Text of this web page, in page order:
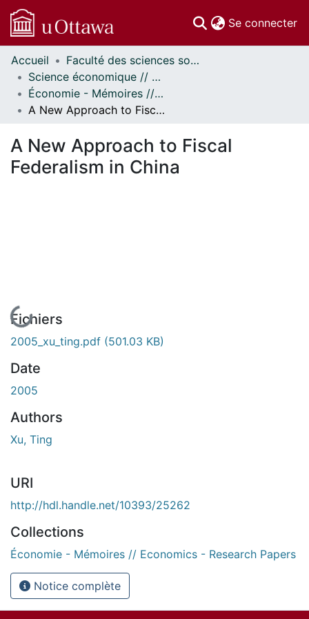
Se connecter
Communautés
et collections
Parcourir
Statistiques
À propos
Accueil
Faculté des sciences sociales // Faculty of Social Sciences
Science économique // Economics
Économie - Mémoires // Economics - Research Papers
A New Approach to Fiscal Federalism in China
A New Approach to Fiscal
Federalism in China
En cours de chargement...
Fichiers
2005_xu_ting.pdf (501.03 KB)
Date
2005
Authors
Xu, Ting
URI
http://hdl.handle.net/10393/25262
Collections
Économie - Mémoires // Economics - Research Papers
Notice complète